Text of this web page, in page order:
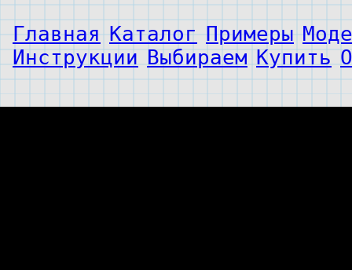
Главная Каталог Примеры
Инструкции Выбираем Купить